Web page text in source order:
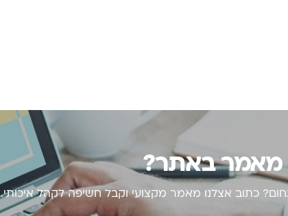
מאמר באתר?
כתוב אצלנו מאמר מקצועי וקבל חשיפה לקהל איכותי.